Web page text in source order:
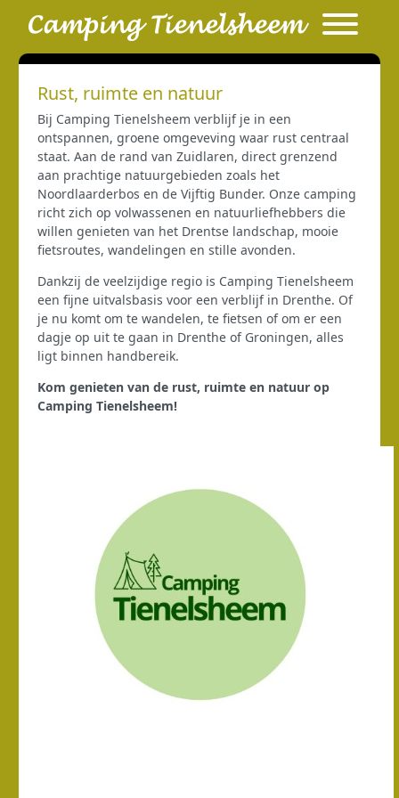
Rust, ruimte en natuur
Bij Camping Tienelsheem verblijf je in een
ontspannen, groene omgeveving waar rust centraal
staat. Aan de rand van Zuidlaren, direct grenzend
aan prachtige natuurgebieden zoals het
Noordlaarderbos en de Vijftig Bunder. Onze camping
richt zich op volwassenen en natuurliefhebbers die
willen genieten van het Drentse landschap, mooie
fietsroutes, wandelingen en stille avonden.
Dankzij de veelzijdige regio is Camping Tienelsheem
een fijne uitvalsbasis voor een verblijf in Drenthe. Of
je nu komt om te wandelen, te fietsen of om er een
dagje op uit te gaan in Drenthe of Groningen, alles
ligt binnen handbereik.
Kom genieten van de rust, ruimte en natuur op
Camping Tienelsheem!